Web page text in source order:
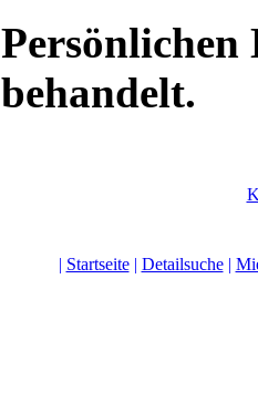
behandelt.
| Startseite| Detailsuche|